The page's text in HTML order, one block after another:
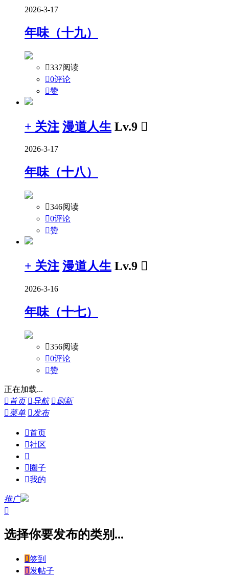
2026-3-17
年味（十九）
337阅读
0评论
赞
+ 关注 漫道人生 Lv.9 
2026-3-17
年味（十八）
346阅读
0评论
赞
+ 关注 漫道人生 Lv.9 
2026-3-16
年味（十七）
356阅读
0评论
赞
正在加载...
 首页 导航 刷新
菜单 发布
首页
社区

 圈子
我的
推广

选择你要发布的类别...
签到
发帖子